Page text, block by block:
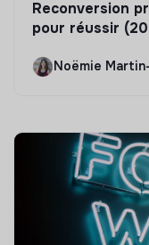
Reconversion
pour réussir
Noëmie